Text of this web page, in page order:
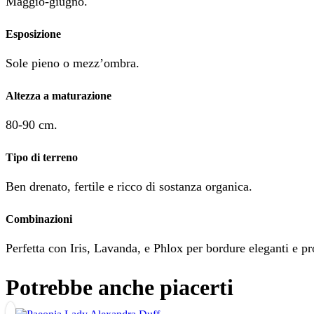
Esposizione
Sole pieno o mezz’ombra.
Altezza a maturazione
80-90 cm.
Tipo di terreno
Ben drenato, fertile e ricco di sostanza organica.
Combinazioni
Perfetta con Iris, Lavanda, e Phlox per bordure eleganti e
Potrebbe anche piacerti